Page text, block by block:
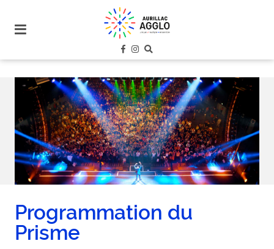
site
menu
aller au
contenu
Programmation du
Prisme